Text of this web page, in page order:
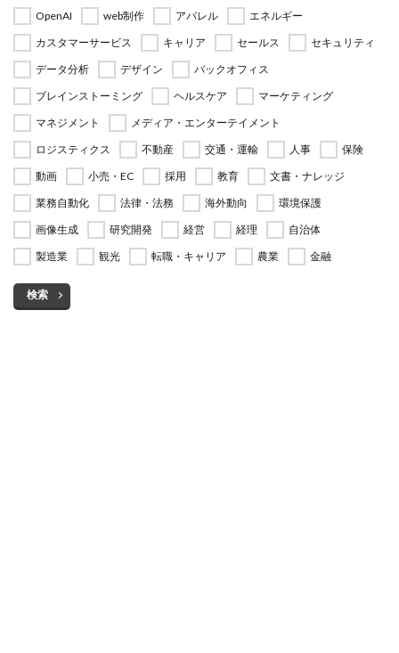
OpenAI web制作 アパレル
エネルギー
カスタマーサービス
キャリア セールス
セキュリティ
データ分析
デザイン
バックオフィス
ブレインストーミング
ヘルスケア
マーケティング
マネジメント
メディア・エンターテイメント
ロジスティクス
不動産 交通・運輸 人事
保険
動画
小売・EC 採用 教育
文書・ナレッジ
業務自動化
法律・法務 海外動向
環境保護
画像生成
研究開発 経営 経理
自治体
製造業
観光 転職・キャリア 農業 金融
検索